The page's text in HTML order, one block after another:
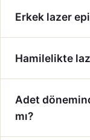
Erkek lazer
Hamilelikte
Adet
mı?